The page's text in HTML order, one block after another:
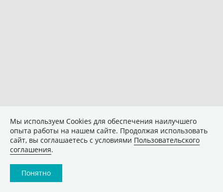
Мы используем Сookies для обеспечения наилучшего
опыта работы на нашем сайте. Продолжая использовать
сайт, вы соглашаетесь с условиями Пользовательского
соглашения.
Понятно